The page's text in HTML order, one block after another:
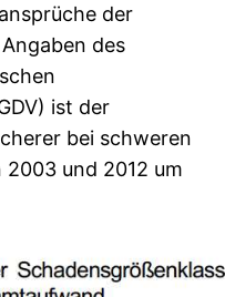
der
des
ist der
bei schweren
und 2012 um